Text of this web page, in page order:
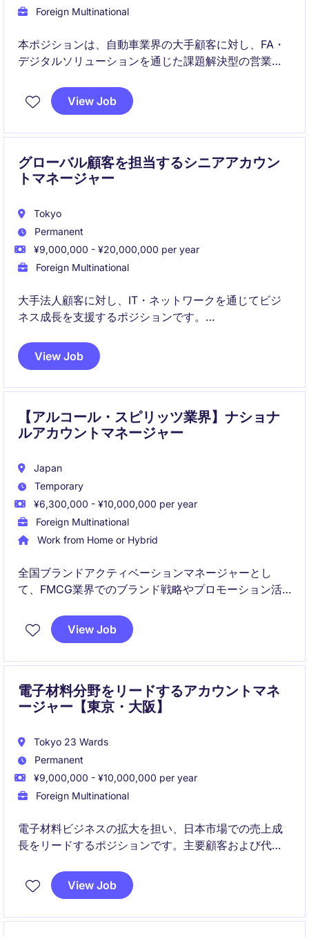
Foreign Multinational
本ポジションは、自動車業界の大手顧客に対し、FA・
デジタルソリューションを通じた課題解決型の営業を
顧客との長期的なパートナーシップ構築を通じ、日本
View Job
グローバル顧客を担当するシニアアカウン
トマネージャー
Tokyo
Permanent
¥9,000,000 - ¥20,000,000 per year
Foreign Multinational
大手法人顧客に対し、IT・ネットワークを通じてビジ
ネス成長を支援するポジションです。
顧客の経営課題を理解し、戦略的なアカウントプラン
を通じて新規および既存ビジネスの拡大を担います。
View Job
【アルコール・スピリッツ業界】ナショナ
ルアカウントマネージャー
Japan
Temporary
¥6,300,000 - ¥10,000,000 per year
Foreign Multinational
Work from Home or Hybrid
全国ブランドアクティベーションマネージャーとし
て、FMCG業界でのブランド戦略やプロモーション活
いただきます。営業部門の一員として、ブランド認知
度の向上を目指し、さまざまなプロジェクトを推進す
View Job
電子材料分野をリードするアカウントマネ
ージャー【東京・大阪】
Tokyo 23 Wards
Permanent
¥9,000,000 - ¥10,000,000 per year
Foreign Multinational
電子材料ビジネスの拡大を担い、日本市場での売上成
長をリードするポジションです。主要顧客および代理
大に貢献していただきます。
View Job